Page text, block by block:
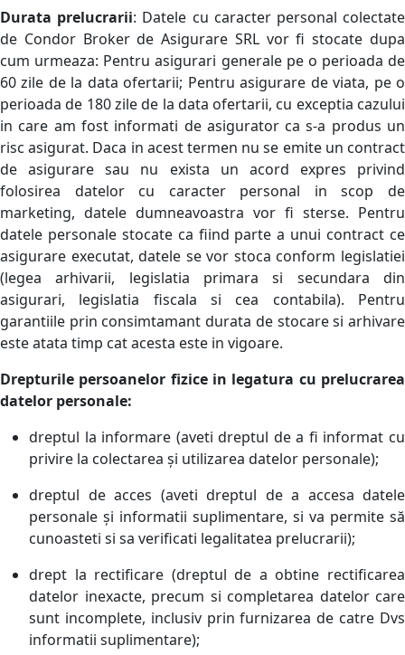
Durata prelucrarii: Datele cu caracter personal colectate
de Condor Broker de Asigurare SRL vor fi stocate dupa
cum urmeaza: Pentru asigurari generale pe o perioada de
60 zile de la data ofertarii; Pentru asigurare de viata, pe o
perioada de 180 zile de la data ofertarii, cu exceptia cazului
in care am fost informati de asigurator ca s-a produs un
risc asigurat. Daca in acest termen nu se emite un contract
de asigurare sau nu exista un acord expres privind
folosirea datelor cu caracter personal in scop de
marketing, datele dumneavoastra vor fi sterse. Pentru
datele personale stocate ca fiind parte a unui contract ce
asigurare executat, datele se vor stoca conform legislatiei
(legea arhivarii, legislatia primara si secundara din
asigurari, legislatia fiscala si cea contabila). Pentru
garantiile prin consimtamant durata de stocare si arhivare
este atata timp cat acesta este in vigoare.
Drepturile persoanelor fizice in legatura cu prelucrarea
datelor personale:
dreptul la informare (aveti dreptul de a fi informat cu
privire la colectarea și utilizarea datelor personale);
dreptul de acces (aveti dreptul de a accesa datele
personale și informatii suplimentare, si va permite să
cunoasteti si sa verificati legalitatea prelucrarii);
drept la rectificare (dreptul de a obtine rectificarea
datelor inexacte, precum si completarea datelor care
sunt incomplete, inclusiv prin furnizarea de catre Dvs
informatii suplimentare);